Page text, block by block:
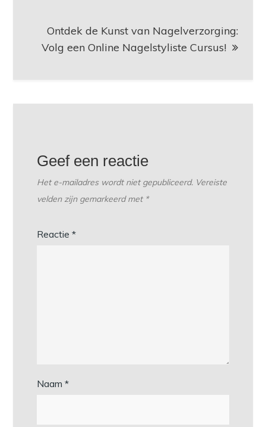
Ontdek de Kunst van Nagelverzorging:
Volg een Online Nagelstyliste Cursus!
Geef een reactie
Het e-mailadres wordt niet gepubliceerd. Vereiste
velden zijn gemarkeerd met *
Reactie*
Naam*